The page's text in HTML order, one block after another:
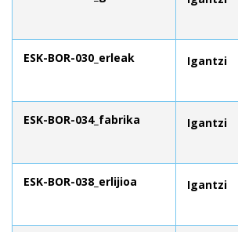
ESK-BOR-030_erleak Igantzi
ESK-BOR-034_fabrika Igantzi
ESK-BOR-038_erlijioa Igantzi